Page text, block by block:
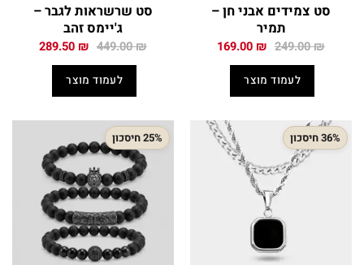
סט צמידים אבני חן –
תמיר
249.00₪ המחיר
היה:
249.00 ₪.
169.00 ₪ המחיר
לעמוד מוצר
סט שרשראות לגבר –
ג'יימס זהב
449.00₪ המחיר
היה:
449.00 ₪.
289.50 ₪ המחיר
לעמוד מוצר
36% חיסכון 25% חיסכון